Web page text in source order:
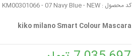
کد محصول : KM00301066 - 07 Navy Blue - NEW
kiko milano Smart Colour Mascara